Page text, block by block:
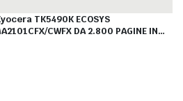
TK5490K ECOSYS
CWFX DA 2.800 PAGINE IN